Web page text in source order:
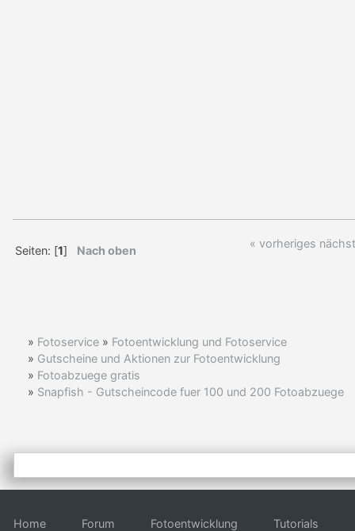
Seiten: [1] Nach oben
« vorheriges
» Fotoservice » Fotoentwicklung und Fotoservice
» Gutscheine und Aktionen zur Fotoentwicklung
» Fotoabzuege gratis
» Snapfish - Gutscheincode fuer 100 und 200 Fotoabzuege
Home Forum Fotoentwicklung
Tutorials